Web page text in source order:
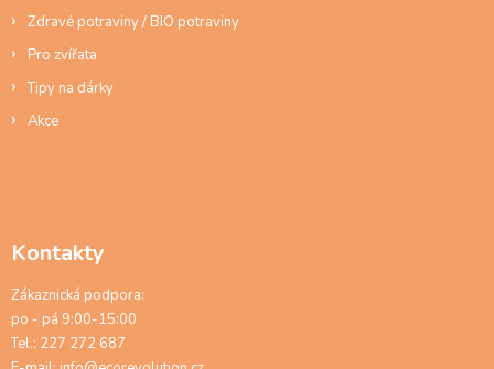
Zdravé potraviny / BIO potraviny
Pro zvířata
Tipy na dárky
Akce
Kontakty
Zákaznická podpora:
po - pá 9:00-15:00
Tel.: 227 272 687